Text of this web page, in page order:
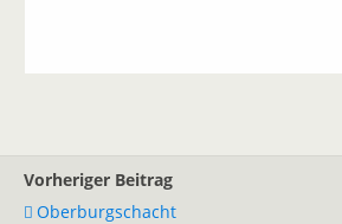
Vorheriger Beitrag
Oberburgschacht